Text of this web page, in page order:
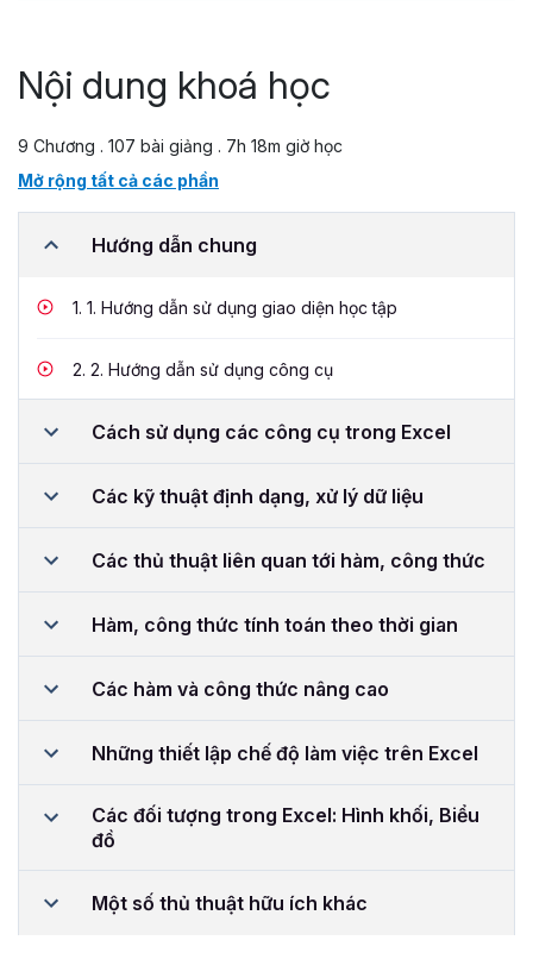
Nội dung khoá học
9 Chương . 107 bài giảng . 7h 18m giờ học
Mở rộng tất cả các phần
Hướng dẫn chung
1. 1. Hướng dẫn sử dụng giao diện học tập
2. 2. Hướng dẫn sử dụng công cụ
Cách sử dụng các công cụ trong Excel
Các kỹ thuật định dạng, xử lý dữ liệu
Các thủ thuật liên quan tới hàm, công thức
Hàm, công thức tính toán theo thời gian
Các hàm và công thức nâng cao
Những thiết lập chế độ làm việc trên Excel
Các đối tượng trong Excel: Hình khối, Biểu
đồ
Một số thủ thuật hữu ích khác